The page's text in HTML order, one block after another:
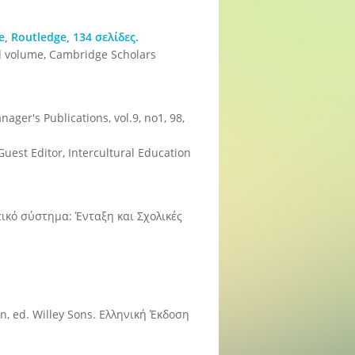
134 σελίδες.
Cambridge Scholars
Publications, vol.9, no1, 98,
Editor, Intercultural Education
σύστημα: Ένταξη και Σχολικές
ed. Willey Sons. Ελληνική Έκδοση